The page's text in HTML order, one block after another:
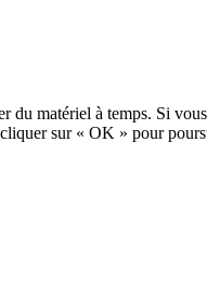
matériel à temps. Si
sur « OK » pour